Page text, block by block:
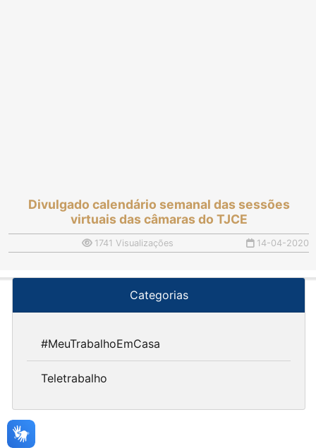
Divulgado calendário semanal das sessões
virtuais das câmaras do TJCE
1741 Visualizações 14-04-2020
Categorias
#MeuTrabalhoEmCasa
Teletrabalho